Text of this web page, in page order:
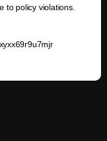
to policy violations.